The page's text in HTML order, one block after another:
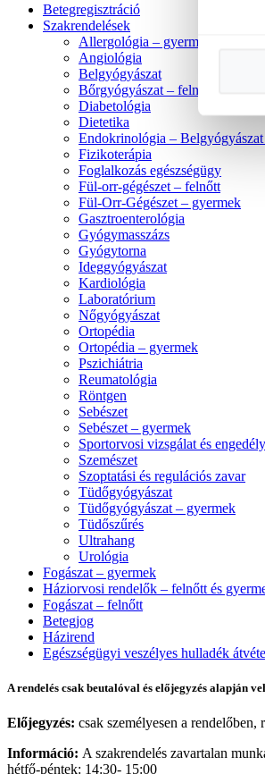
Betegregisztráció
Szakrendelések
Allergológia – gyermek
Angiológia
Belgyógyászat
Bőrgyógyászat – felnőtt és
Diabetológia
Dietetika
Endokrinológia –
Fizikoterápia
Foglalkozás egészségügy
Fül-orr-gégészet – felnőtt
Fül-Orr-Gégészet – gyermek
Gasztroenterológia
Gyógymasszázs
Gyógytorna
Ideggyógyászat
Kardiológia
Laboratórium
Nőgyógyászat
Ortopédia
Ortopédia – gyermek
Pszichiátria
Reumatológia
Röntgen
Sebészet
Sebészet – gyermek
Sportorvosi vizsgálat és
Szemészet
Szoptatási és regulációs zavar
Tüdőgyógyászat
Tüdőgyógyászat – gyermek
Tüdőszűrés
Ultrahang
Urológia
Fogászat – gyermek
Háziorvosi rendelők – felnőtt és
Fogászat – felnőtt
Betegjog
Házirend
Egészségügyi veszélyes hulladék
A rendelés csak beutalóval és előjegyzés alapján
Előjegyzés: csak személyesen a
Információ: A szakrendelés zavartalan
hétfő-péntek: 14:30- 15:00